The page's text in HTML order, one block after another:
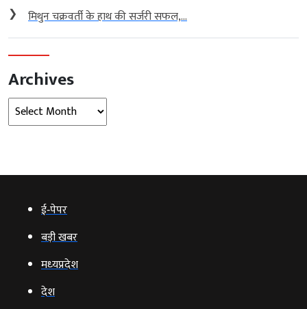
❯ मिथुन चक्रवर्ती के हाथ की सर्जरी सफल,...
Archives
Archives
ई‑पेपर
बड़ी खबर
मध्‍यप्रदेश
देश